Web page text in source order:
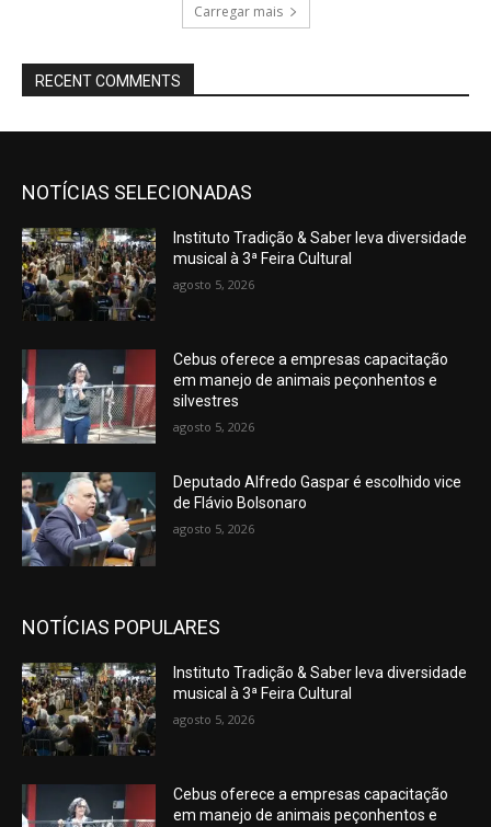
Carregar mais
RECENT COMMENTS
NOTÍCIAS SELECIONADAS
Instituto Tradição & Saber leva diversidade
musical à 3ª Feira Cultural
agosto 5, 2026
Cebus oferece a empresas capacitação
em manejo de animais peçonhentos e
silvestres
agosto 5, 2026
Deputado Alfredo Gaspar é escolhido vice
de Flávio Bolsonaro
agosto 5, 2026
NOTÍCIAS POPULARES
Instituto Tradição & Saber leva diversidade
musical à 3ª Feira Cultural
agosto 5, 2026
Cebus oferece a empresas capacitação
em manejo de animais peçonhentos e